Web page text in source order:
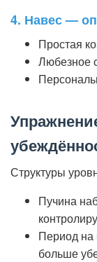
4. Навес —
Простая
Любезное
Структуры
Пучина
Период на
больше